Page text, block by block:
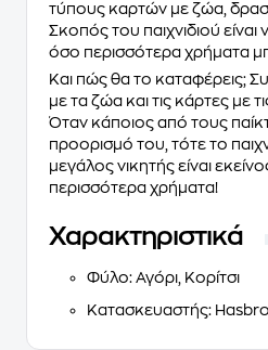
τύπους καρτών με ζώα,
Σκοπός του παιχνιδιού είναι
όσο περισσότερα χρήματα
Και πώς θα το καταφέρεις;
με τα ζώα και τις κάρτες με
Όταν κάποιος από τους
προορισμό του, τότε το
μεγάλος νικητής είναι
περισσότερα χρήματα!
Χαρακτηριστικά
Φύλο: Αγόρι, Κορίτσι
Κατασκευαστής: Hasbro